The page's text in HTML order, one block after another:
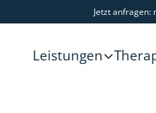
Jetzt anfragen:
Leistungen